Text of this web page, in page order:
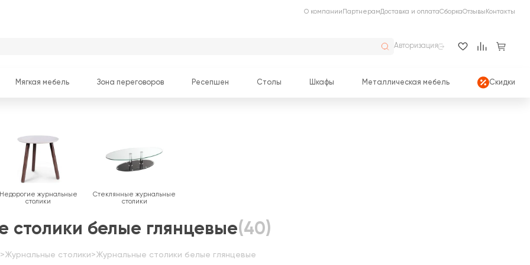
О компании ПартнерамДоставка и оплатаСборкаОтзывы Контакты
Авторизация
Мягкая мебель Зона переговоров Ресепшен Столы Шкафы Металлическая мебель Скидки
столики белые глянцевые(40)
>Журнальные столики>Журнальные столики белые глянцевые
журнальные
столики
Стеклянные журнальные
столики